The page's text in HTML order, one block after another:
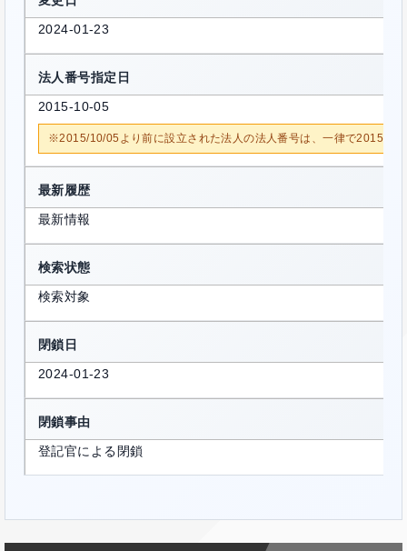
2024-01-23
法人番号指定日
2015-10-05
※2015/10/05より前に設立された法人の法人番号は、一律で2015/10/
最新履歴
最新情報
検索状態
検索対象
閉鎖日
2024-01-23
閉鎖事由
登記官による閉鎖